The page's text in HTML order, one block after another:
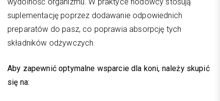
suplementację poprzez dodawanie odpowiednich
preparatów do pasz, co poprawia absorpcję tych
składników odżywczych.
Aby zapewnić optymalne wsparcie dla koni, należy skupić
się na: